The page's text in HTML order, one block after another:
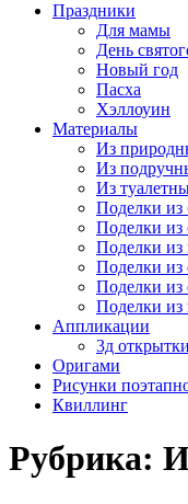
Праздники
Для мамы
День
Новый год
Пасха
Хэллоуин
Материалы
Из
Из
Из
Поделки из
Поделки из
Поделки из
Поделки из
Поделки из
Поделки из
Аппликации
3д открытки
Оригами
Рисунки
Квиллинг
Рубрика: